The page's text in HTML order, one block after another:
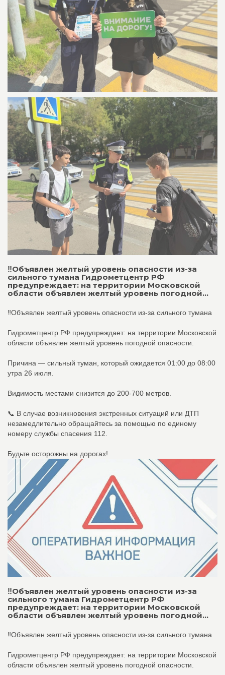
‼️Объявлен желтый уровень опасности из-за
сильного тумана Гидрометцентр РФ
предупреждает: на территории Московской
области объявлен желтый уровень погодной...
‼️Объявлен желтый уровень опасности из-за сильного тумана
Гидрометцентр РФ предупреждает: на территории Московской
области объявлен желтый уровень погодной опасности.
Причина — сильный туман, который ожидается 01:00 до 08:00
утра 26 июля.
Видимость местами снизится до 200-700 метров.
📞 В случае возникновения экстренных ситуаций или ДТП
незамедлительно обращайтесь за помощью по единому
номеру службы спасения 112.
Будьте осторожны на дорогах!
‼️Объявлен желтый уровень опасности из-за
сильного тумана Гидрометцентр РФ
предупреждает: на территории Московской
области объявлен желтый уровень погодной...
‼️Объявлен желтый уровень опасности из-за сильного тумана
Гидрометцентр РФ предупреждает: на территории Московской
области объявлен желтый уровень погодной опасности.